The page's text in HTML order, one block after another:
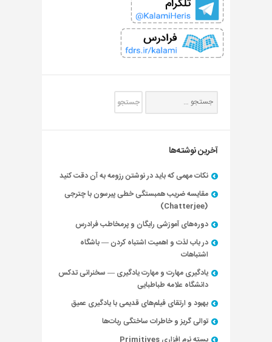
آخرین نوشته‌ها
نکات مهمی که باید در نوشتن رزومه به آن دقت کنید
مقایسه ضریب همبستگی خطی پیرسون با چترجی
(Chatterjee)
دوره‌های آموزشی رایگان و پرمخاطب فرادرس
در باب لذت و اهمیت اشتباه کردن — باشگاه
اشتباهات
یادگیری مهارت و مهارت یادگیری — سخنرانی تدکس
دانشگاه علامه طباطبایی
بهبود و ارتقای فیلم‌های قدیمی با یادگیری عمیق
توالی گریز و خاطرات ساختگی ربات‌ها
بسته نرم افزاری Primitives